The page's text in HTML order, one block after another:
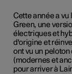
Cette année a
Green, une
électriques et
d'origine et
ont vu un
(modernes et
pour arriver à